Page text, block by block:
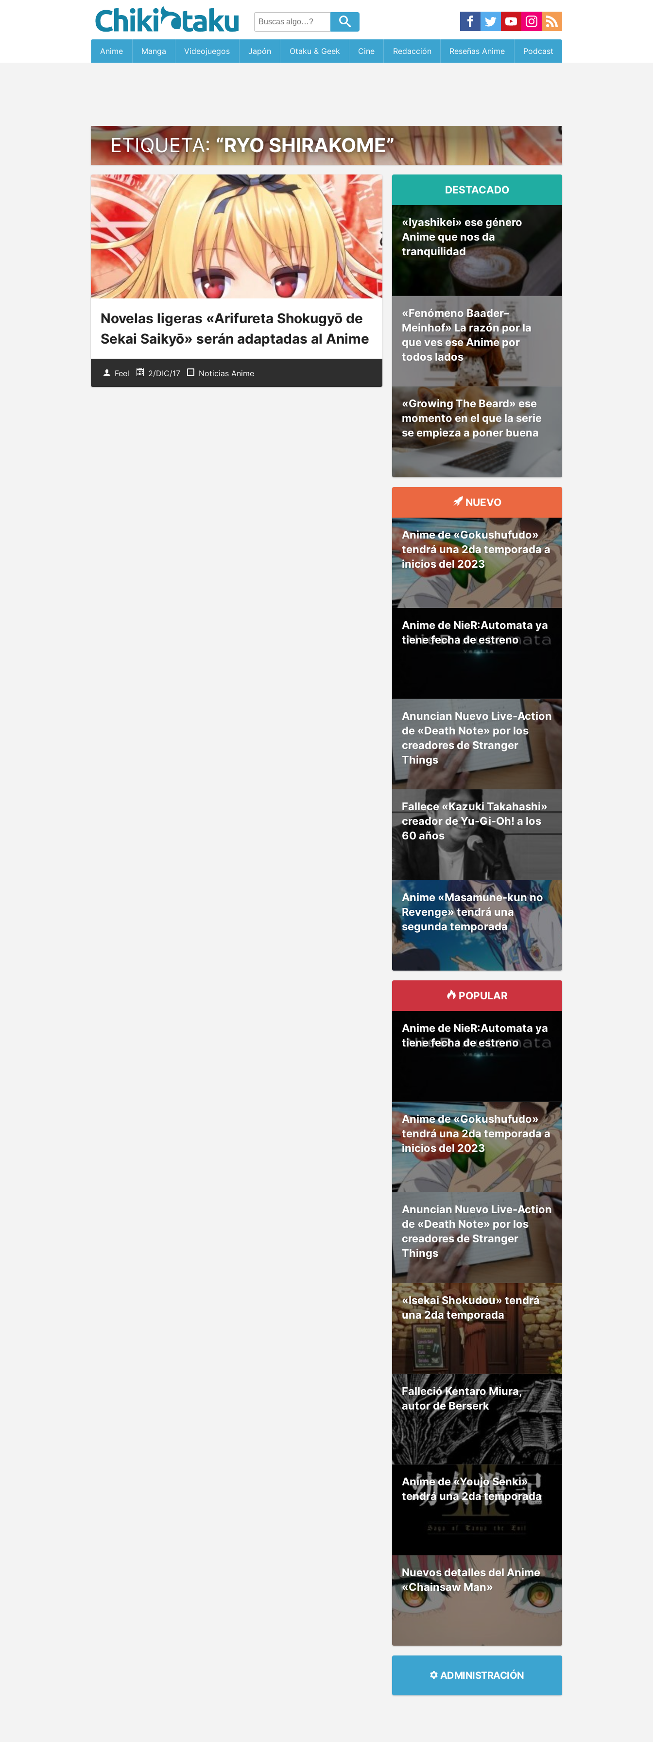
Anime Manga Videojuegos Japón Otaku & Geek Cine Redacción Reseñas Anime Podcast
ETIQUETA:“RYO SHIRAKOME”
Novelas ligeras «Arifureta Shokugyō de
Sekai Saikyō» serán adaptadas al Anime
Feel 2/DIC/17 Noticias Anime
DESTACADO
«Iyashikei» ese género
Anime que nos da
tranquilidad
«Fenómeno Baader–
Meinhof» La razón por la
que ves ese Anime por
todos lados
«Growing The Beard» ese
momento en el que la serie
se empieza a poner buena
NUEVO
Anime de «Gokushufudo»
tendrá una 2da temporada a
inicios del 2023
Anime de NieR:Automata ya
tiene fecha de estreno
Anuncian Nuevo Live-Action
de «Death Note» por los
creadores de Stranger
Things
Fallece «Kazuki Takahashi»
creador de Yu-Gi-Oh! a los
60 años
Anime «Masamune-kun no
Revenge» tendrá una
segunda temporada
POPULAR
Anime de NieR:Automata ya
tiene fecha de estreno
Anime de «Gokushufudo»
tendrá una 2da temporada a
inicios del 2023
Anuncian Nuevo Live-Action
de «Death Note» por los
creadores de Stranger
Things
«Isekai Shokudou» tendrá
una 2da temporada
Falleció Kentaro Miura,
autor de Berserk
Anime de «Youjo Senki»
tendrá una 2da temporada
Nuevos detalles del Anime
«Chainsaw Man»
ADMINISTRACIÓN